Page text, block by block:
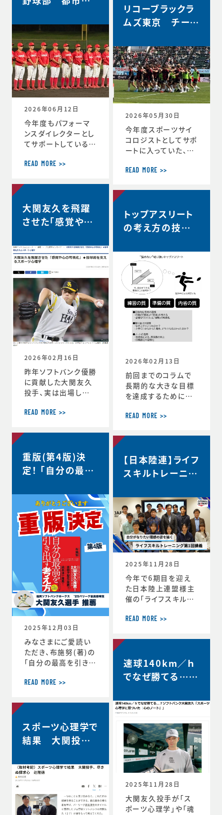
やってみる。主観的な
う整理するか。翌日の
練習から次のステー
ジの自分と向かい合
おう。 ≪12月31日≫
桐蔭学園ラグビーフ
ァミリー。昨年の3年
生が花園初戦に駆け
つけてくれました。 あ
今シーズン大谷選手
の活躍が示唆したこ
と」のコーナーで、ス
からの分析が放送さ
れました。◆放送内容
はこちら↓https://
www.nhk.jp/p/ts/
4V23PRP3YR/epis
ode/te/QNX8MVR
GJW
場決定
2026年06月12日
今年度もパフォーマ
ンスダイレクターとし
てサポートしているト
部が、都市対抗野球
選で第2代表戦で勝
が決定しました。 ◆
第97回都市対抗野球
大会 本大会出場決定
動車硬式野球部HPよ
り） https://redcr
uisers.toyotatim
es-sports.toyot
a/news/team_ne
ws-1505
READ MORE >>
リコーブラックラ
ムズ東京 チーム
2026年05月30日
今年度スポーツサイ
コロジストとしてサポ
ートに入っていた、リ
京は最終順位5位と
以降、チーム史上最
◆リーグワン2025-2
6 ディビジョン1 最終
順位5位のお知らせ
ズ公式HP） http
s://blackrams-to
kyo.com/news/in
formation/2025-2
026/20260525a.h
tml
READ MORE >>
大関友久を飛躍
させた「感覚や心
術を支えるスポー
ツ心理学【時事ド
ットコムニュー
ス】
2026年02月16日
昨年ソフトバンク優勝
に貢献した大関友久
投手、実は出場した
ーで、たくさんの印象
ていました。時事通信
け、大関選手のコメン
トの「真意」をスポー
ツ心理学の視点から、
た内容がこちらの記
事にまとめられてい
ます。大関選手の布施
の1年間の取組みの
中身が見えてくると
思います。ぜひリンク
からご覧ください。・
言語化で生じる再現
性・何にフォーカスす
READ MORE >>
トップアスリート
の考え方の技術
中、諦めずに粘り
強い選手は何を
考えているの
か？…
2026年02月13日
前回までのコラムで
長期的な大きな目標
を達成するためにCS
がらその時々の適切
との重要性を話して
バランスを理解するこ
とのメリットはそれだ
けにとどまりません。
ビジネスにおいても
瞬時に判断が求めら
れるような状況が
度々起こりますが、 C
S バランスを意識し
てその時できる最高
のことにチャレンジす
る習慣が身につくと、
困難などんな状況下
READ MORE >>
重版(第4版)決
定！ 「自分の最高
方」
2025年12月03日
みなさまにご愛読い
ただき、布施努(著)の
「自分の最高を引き出
ツ心理学博士が語る
の違い」は、続々と重
決定しました。第4版
からの帯には、ソフト
バンクホークス大関
葉もいただいていま
す！この本が、より多く
のみなさまのお役に
立つことができれば
と願っております。■
READ MORE >>
【日本陸連】ライフ
スキルトレーニン
ンタビュー＜自分
がなりたい理想の
姿を描く＞
2025年11月28日
今年で6期目を迎え
た日本陸上連盟様主
催の「ライフスキルト
トしています。第6期
3名、3年生2名、4年
tps://www.jaaf.o
r.jp/news/articl
e/22881/）が受講生
ます。第一回のトレー
ニングの様子や受講
者のインタビューが
掲載されました。htt
ps://www.jaaf.or.
jp/news/a
READ MORE >>
スポーツ心理学で
結果 大関投手、
日新聞デジタル】
速球140km／ｈ
でなぜ勝てる…？
友久「野球はアー
トとサイエンスで
す」【FRIDAY…
2025年11月28日
大関友久投手が「ス
ポーツ心理学」や「魂